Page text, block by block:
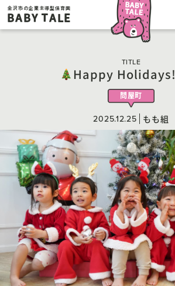
金沢市の企業主導型保育園
BABY TALE
TITLE
Happy Holidays!
問屋町
2025.12.25 もも組